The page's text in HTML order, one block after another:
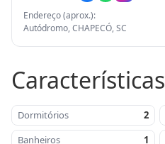
Endereço (aprox.):
Autódromo, CHAPECÓ, SC
Características
Dormitórios 2
Banheiros
1